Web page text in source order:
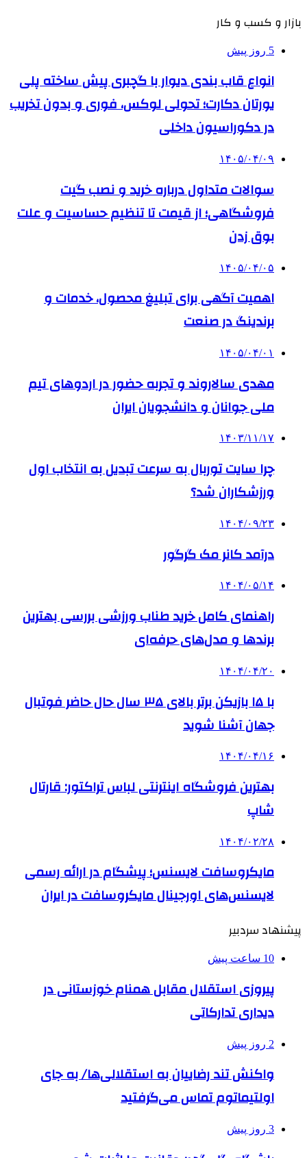
بازار و کسب و کار
5 روز پیش
انواع قاب بندی دیوار با گچبری پیش ساخته پلی
یورتان دکارت؛ تحولی لوکس، فوری و بدون تخریب
در دکوراسیون داخلی
۱۴۰۵/۰۴/۰۹
سوالات متداول درباره خرید و نصب گیت
فروشگاهی؛ از قیمت تا تنظیم حساسیت و علت
بوق زدن
۱۴۰۵/۰۴/۰۵
اهمیت آگهی برای تبلیغ محصول، خدمات و
برندینگ در صنعت
۱۴۰۵/۰۴/۰۱
مهدی سالاروند و تجربه حضور در اردوهای تیم
ملی جوانان و دانشجویان ایران
۱۴۰۳/۱۱/۱۷
چرا سایت توربال به ‌سرعت تبدیل به انتخاب اول
ورزشکاران شد؟
۱۴۰۴/۰۹/۲۳
درآمد کانر مک گرگور
۱۴۰۴/۰۵/۱۴
راهنمای کامل خرید طناب ورزشی بررسی بهترین
برندها و مدل‌های حرفه‌ای
۱۴۰۴/۰۴/۲۰
با ۱۵ بازیکن برتر بالای ۳۵ سال حال حاضر فوتبال
جهان آشنا شوید
۱۴۰۴/۰۴/۱۶
بهترین فروشگاه اینترنتی لباس تراکتور: قارتال
شاپ
۱۴۰۴/۰۲/۲۸
مایکروسافت لایسنس؛ پیشگام در ارائه رسمی
لایسنس‌های اورجینال مایکروسافت در ایران
پیشنهاد سردبیر
10 ساعت پیش
پیروزی استقلال مقابل همنام خوزستانی در
دیداری تدارکاتی
2 روز پیش
واکنش تند رضاییان به استقلالی‌ها/ به جای
اولتیماتوم تماس می‌گرفتید
3 روز پیش